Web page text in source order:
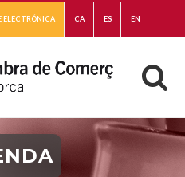
ELECTRÓNICA CA ES EN